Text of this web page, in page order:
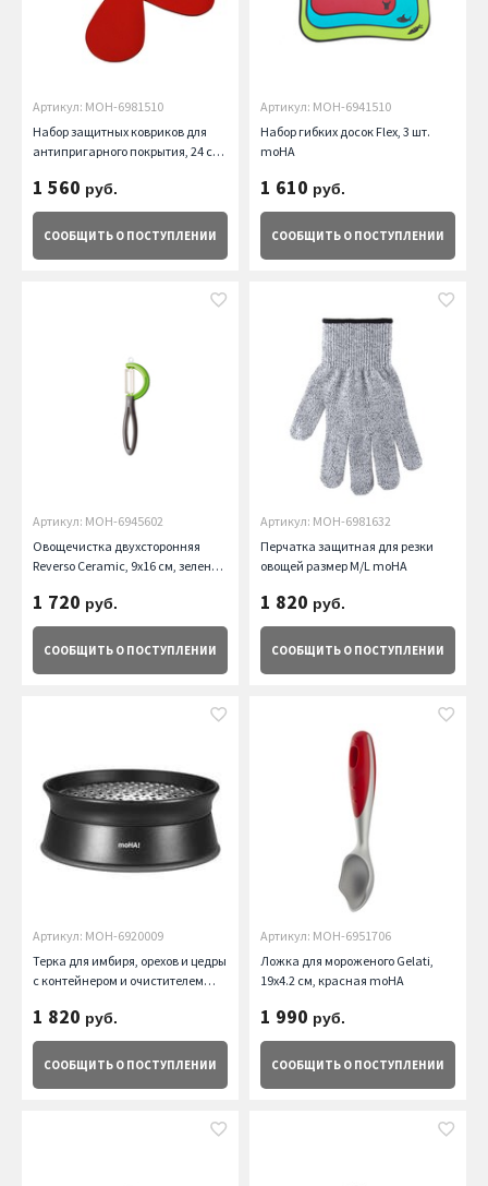
Артикул: MOH-6981510
Набор защитных ковриков для
антипригарного покрытия, 24 см,
1 560 руб.
СООБЩИТЬ О ПОСТУПЛЕНИИ
Артикул: MOH-6941510
Набор гибких досок Flex, 3 шт.
moHA
1 610 руб.
СООБЩИТЬ О ПОСТУПЛЕНИИ
Артикул: MOH-6945602
Овощечистка двухсторонняя
Reverso Ceramic, 9х16 см, зеленая
1 720 руб.
СООБЩИТЬ О ПОСТУПЛЕНИИ
Артикул: MOH-6981632
Перчатка защитная для резки
овощей размер M/L moHA
1 820 руб.
СООБЩИТЬ О ПОСТУПЛЕНИИ
Артикул: MOH-6920009
Терка для имбиря, орехов и цедры
с контейнером и очистителем
1 820 руб.
СООБЩИТЬ О ПОСТУПЛЕНИИ
Артикул: MOH-6951706
Ложка для мороженого Gelati,
19х4.2 см, красная moHA
1 990 руб.
СООБЩИТЬ О ПОСТУПЛЕНИИ